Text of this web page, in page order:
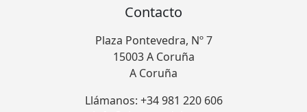
Contacto
Plaza Pontevedra, Nº 7
15003 A Coruña
A Coruña
Llámanos: +34 981 220 606